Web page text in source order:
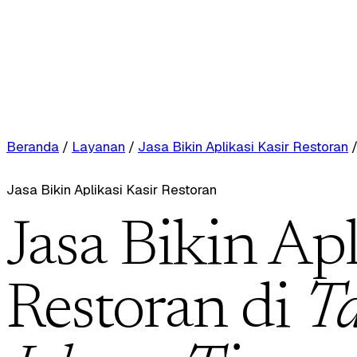
Beranda / Layanan / Jasa Bikin Aplikasi Kasir Restoran /
Jasa Bikin Aplikasi Kasir Restoran
Jasa Bikin
Restoran di